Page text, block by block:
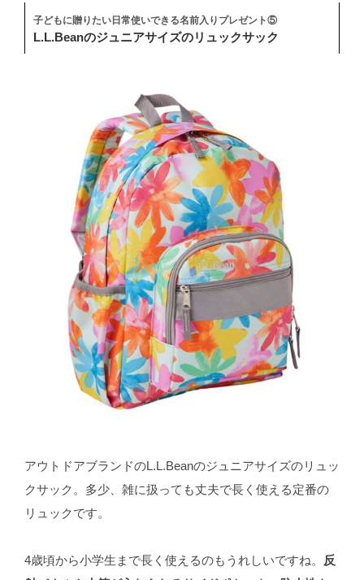
子どもに贈りたい日常使いできる名前入りプレゼント⑤
L.L.Beanのジュニアサイズのリュックサック
アウトドアブランドのL.L.Beanのジュニアサイズのリュッ
クサック。多少、雑に扱っても丈夫で長く使える定番の
リュックです。
4歳頃から小学生まで長く使えるのもうれしいですね。 反